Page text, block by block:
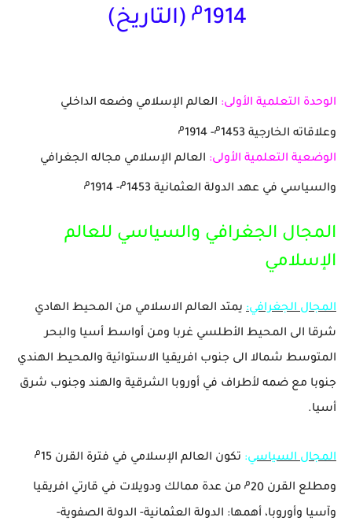
1914م (التاريخ)
الوحدة التعلمية الأولى: العالم الإسلامي وضعه الداخلي
وعلاقاته الخارجية 1453 م- 1914 م
الوضعية التعلمية الأولى: العالم الإسلامي مجاله الجغرافي
والسياسي في عهد الدولة العثمانية 1453 م- 1914 م
المجال الجغرافي والسياسي للعالم
الإسلامي
المجال الجغرافي: يمتد العالم الاسلامي من المحيط الهادي
شرقا الى المحيط الأطلسي غربا ومن أواسط أسيا والبحر
المتوسط شمالا الى جنوب افريقيا الاستوائية والمحيط الهندي
جنوبا مع ضمه لأطراف في أوروبا الشرقية والهند وجنوب شرق
أسيا.
المجال السياسي: تكون العالم الإسلامي في فترة القرن 15م
ومطلع القرن 20م من عدة ممالك ودويلات في قارتي افريقيا
وآسيا وأوروبا، أهمها: الدولة العثمانية- الدولة الصفوية-